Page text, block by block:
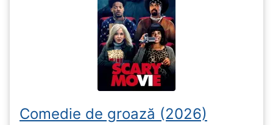
Comedie de groază (2026)